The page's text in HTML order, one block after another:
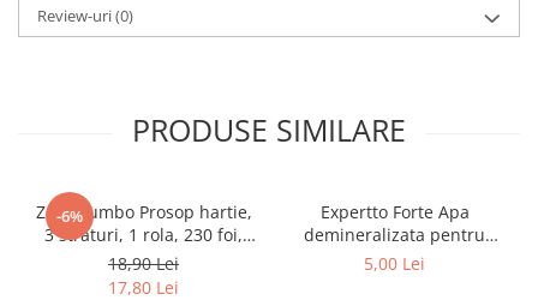
Review-uri(0)
PRODUSE SIMILARE
-6%
Zewa Jumbo Prosop hartie,
3 straturi, 1 rola, 230 foi,
Premium Expert
18,90 Lei
17,80 Lei
Expertto Forte Apa
demineralizata pentru
fierul de calcat, 1 L, Floral
5,00 Lei